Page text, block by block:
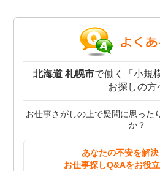
北海道 札幌市で働く「小規
お探しの方
お仕事さがしの上で疑問に思った
か？
あなたの不安を解決
お仕事探しQ&Aをお役